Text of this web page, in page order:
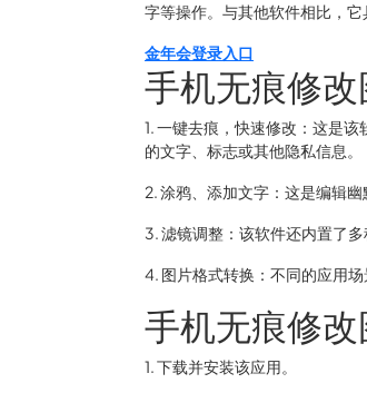
字等操作。与其他软件相比，
金年会登录入口
手机无痕修
1. 一键去痕，快速修改：这是
的文字、标志或其他隐私信息。
2. 涂鸦、添加文字：这是编辑幽
3. 滤镜调整：该软件还内置了
4. 图片格式转换：不同的应用
手机无痕修
1. 下载并安装该应用。